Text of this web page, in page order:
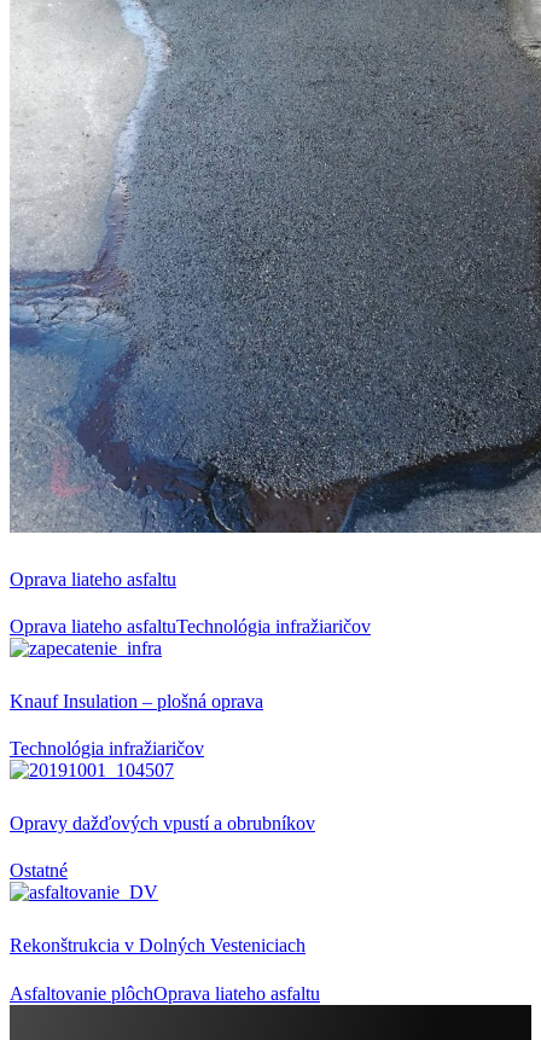
Oprava liateho asfaltu
Oprava liateho asfaltuTechnológia infražiaričov
Knauf Insulation – plošná oprava
Technológia infražiaričov
Opravy dažďových vpustí a obrubníkov
Ostatné
Rekonštrukcia v Dolných Vesteniciach
Asfaltovanie plôchOprava liateho asfaltu